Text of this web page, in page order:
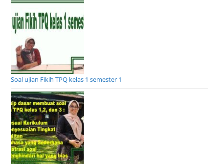
Soal ujian Fikih TPQ kelas 1 semester 1